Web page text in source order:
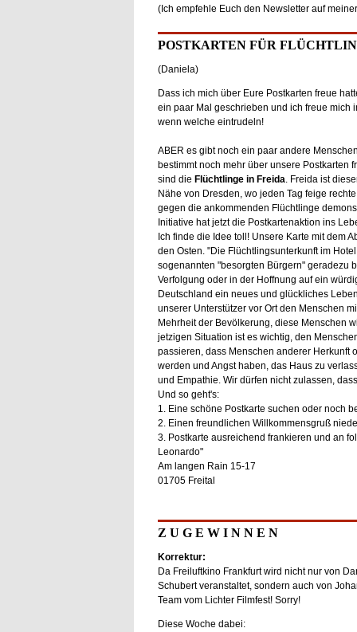
(Ich empfehle Euch den Newsletter auf
POSTKARTEN FÜR
(Daniela)
Dass ich mich über Eure Postkarten freue
ein paar Mal geschrieben und ich freue mich
wenn welche eintrudeln!
ABER es gibt noch ein paar andere
bestimmt noch mehr über unsere Postkarten
sind die Flüchtlinge in Freida. Freida ist
Nähe von Dresden, wo jeden Tag feige
gegen die ankommenden Flüchtlinge
Initiative hat jetzt die Postkartenaktion ins
Ich finde die Idee toll! Unsere Karte mit dem
den Osten. "Die Flüchtlingsunterkunft im
sogenannten "besorgten Bürgern" geradezu
Verfolgung oder in der Hoffnung auf ein
Deutschland ein neues und glückliches
unserer Unterstützer vor Ort den Menschen
Mehrheit der Bevölkerung, diese Menschen
jetzigen Situation ist es wichtig, den
passieren, dass Menschen anderer Herkunft
werden und Angst haben, das Haus zu
und Empathie. Wir dürfen nicht zulassen,
Und so geht's:
1. Eine schöne Postkarte suchen oder noch
2. Einen freundlichen Willkommensgruß
3. Postkarte ausreichend frankieren und an
Leonardo"
Am langen Rain 15-17
01705 Freital
Z U G E W I N N E N
Korrektur:
Da Freiluftkino Frankfurt wird nicht nur von
Schubert veranstaltet, sondern auch von
Team vom Lichter Filmfest! Sorry!
Diese Woche dabei: